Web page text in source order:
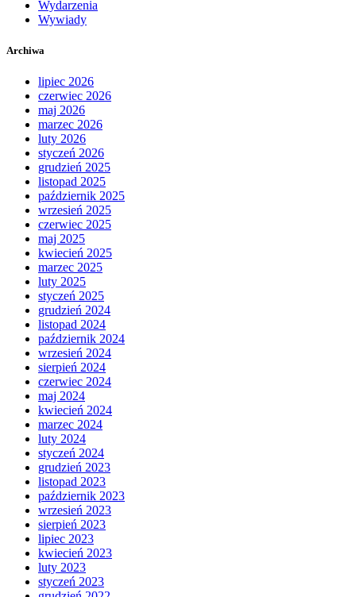
Wydarzenia
Wywiady
Archiwa
lipiec 2026
czerwiec 2026
maj 2026
marzec 2026
luty 2026
styczeń 2026
grudzień 2025
listopad 2025
październik 2025
wrzesień 2025
czerwiec 2025
maj 2025
kwiecień 2025
marzec 2025
luty 2025
styczeń 2025
grudzień 2024
listopad 2024
październik 2024
wrzesień 2024
sierpień 2024
czerwiec 2024
maj 2024
kwiecień 2024
marzec 2024
luty 2024
styczeń 2024
grudzień 2023
listopad 2023
październik 2023
wrzesień 2023
sierpień 2023
lipiec 2023
kwiecień 2023
luty 2023
styczeń 2023